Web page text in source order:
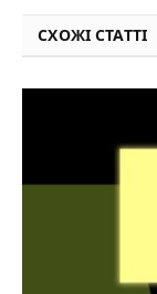
СХОЖІ СТАТТІ